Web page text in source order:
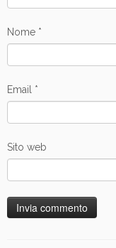
Nome *
Email *
Sito web